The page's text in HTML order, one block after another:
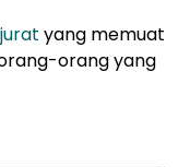
yang memuat
orang yang